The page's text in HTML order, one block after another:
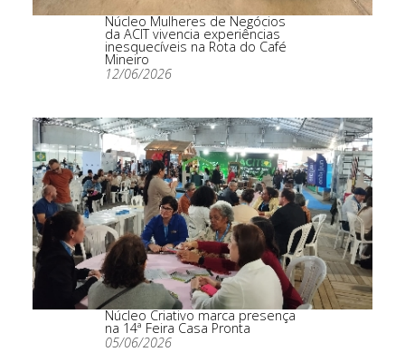
Núcleo Mulheres de Negócios
da ACIT vivencia experiências
inesquecíveis na Rota do Café
Mineiro
12/06/2026
Núcleo Criativo marca presença
na 14ª Feira Casa Pronta
05/06/2026